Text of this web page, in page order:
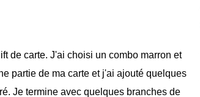
de carte. J'ai choisi un combo marron et
partie de ma carte et j'ai ajouté quelques
Je termine avec quelques branches de